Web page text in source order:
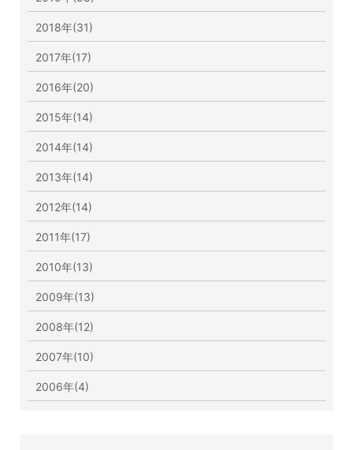
2018年(31)
2017年(17)
2016年(20)
2015年(14)
2014年(14)
2013年(14)
2012年(14)
2011年(17)
2010年(13)
2009年(13)
2008年(12)
2007年(10)
2006年(4)